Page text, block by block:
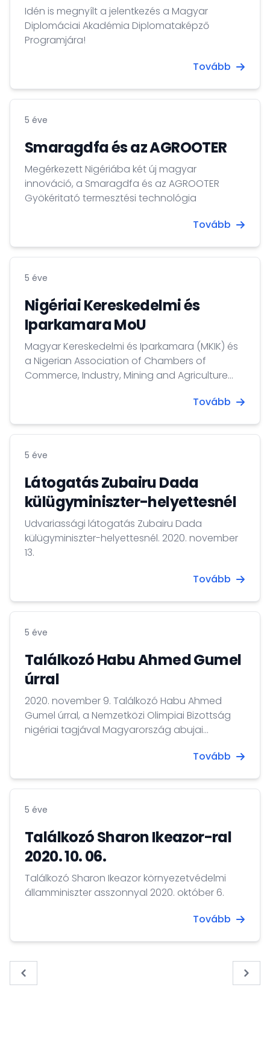
Idén is megnyílt a jelentkezés a Magyar
Diplomáciai Akadémia Diplomataképző
Programjára!
Tovább
5 éve
Smaragdfa és az AGROOTER
Megérkezett Nigériába két új magyar
innováció, a Smaragdfa és az AGROOTER
Gyökéritató termesztési technológia
Tovább
5 éve
Nigériai Kereskedelmi és
Iparkamara MoU
Magyar Kereskedelmi és Iparkamara (MKIK) és
a Nigerian Association of Chambers of
Commerce, Industry, Mining and Agriculture
Tovább
5 éve
Látogatás Zubairu Dada
külügyminiszter-helyettesnél
Udvariassági látogatás Zubairu Dada
külügyminiszter-helyettesnél. 2020. november
13.
Tovább
5 éve
Találkozó Habu Ahmed Gumel
úrral
2020. november 9. Találkozó Habu Ahmed
Gumel úrral, a Nemzetközi Olimpiai Bizottság
nigériai tagjával Magyarország abujai
Tovább
5 éve
Találkozó Sharon Ikeazor-ral
2020. 10. 06.
Találkozó Sharon Ikeazor környezetvédelmi
államminiszter asszonnyal 2020. október 6.
Tovább
« Previous Next